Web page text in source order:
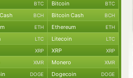
BTC Bitcoin BTC
BCH Bitcoin Cash BCH
ETH Ethereum ETH
LTC Litecoin LTC
XRP XRP XRP
XMR Monero XMR
DOGE Dogecoin DOGE